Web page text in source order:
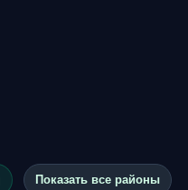
Показать все районы